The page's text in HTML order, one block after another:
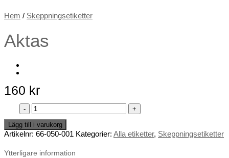
Hem / Skeppningsetiketter
Aktas
160 kr
Aktas
mängd
Lägg till i varukorg
Artikelnr: 66-050-001 Kategorier: Alla etiketter, Skeppningsetiketter
Ytterligare information